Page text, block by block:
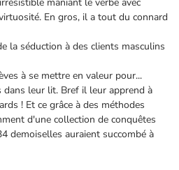
En gros, il a tout du connard
la séduction à des clients masculins
à se mettre en valeur pour...
leur lit. Bref il leur apprend à
! Et ce grâce à des méthodes
d'une collection de conquêtes
demoiselles auraient succombé à